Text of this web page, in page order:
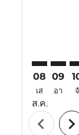
08
เส
ส.ค.
09
อา จั
chevron_left chevron_right